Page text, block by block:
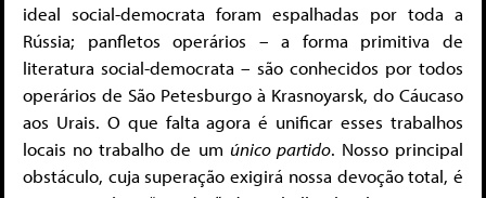
ideal social-democrata foram espalhadas por toda a
Rússia; panfletos operários – a forma primitiva de
literatura social-democrata – são conhecidos por todos
operários de São Petesburgo à Krasnoyarsk, do Cáucaso
aos Urais. O que falta agora é unificar esses trabalhos
locais no trabalho de um único partido. Nosso principal
obstáculo, cuja superação exigirá nossa devoção total, é